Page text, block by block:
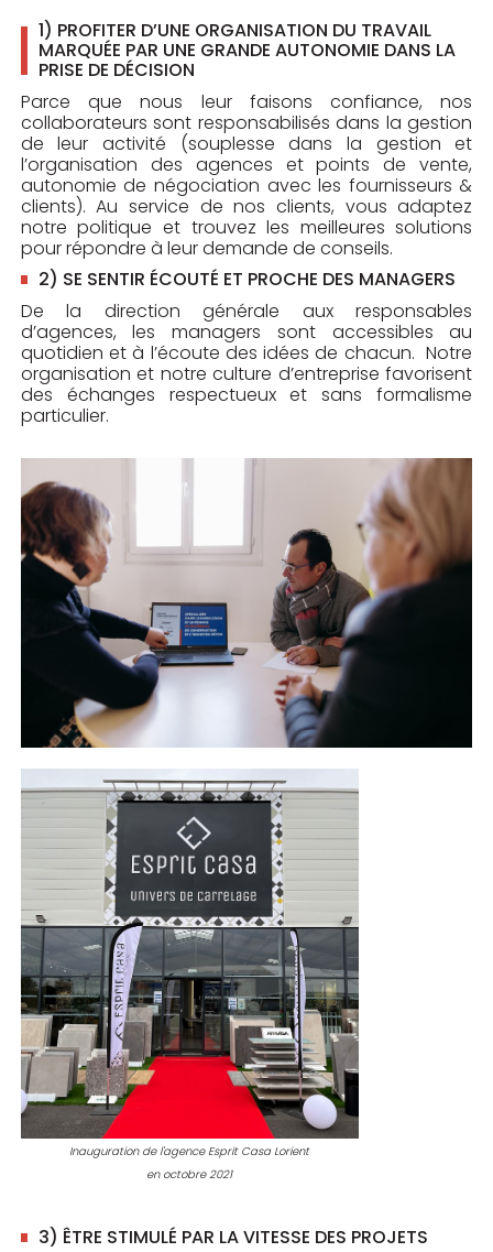
1) PROFITER D’UNE ORGANISATION DU TRAVAIL
MARQUÉE PAR UNE GRANDE AUTONOMIE DANS LA
PRISE DE DÉCISION
Parce que nous leur faisons confiance, nos
collaborateurs sont responsabilisés dans la gestion
de leur activité (souplesse dans la gestion et
l’organisation des agences et points de vente,
autonomie de négociation avec les fournisseurs &
clients). Au service de nos clients, vous adaptez
notre politique et trouvez les meilleures solutions
pour répondre à leur demande de conseils.
2) SE SENTIR ÉCOUTÉ ET PROCHE DES MANAGERS
De la direction générale aux responsables
d’agences, les managers sont accessibles au
quotidien et à l’écoute des idées de chacun. Notre
organisation et notre culture d’entreprise favorisent
des échanges respectueux et sans formalisme
particulier.
Inauguration de l'agence Esprit Casa Lorient
en octobre 2021
3) ÊTRE STIMULÉ PAR LA VITESSE DES PROJETS